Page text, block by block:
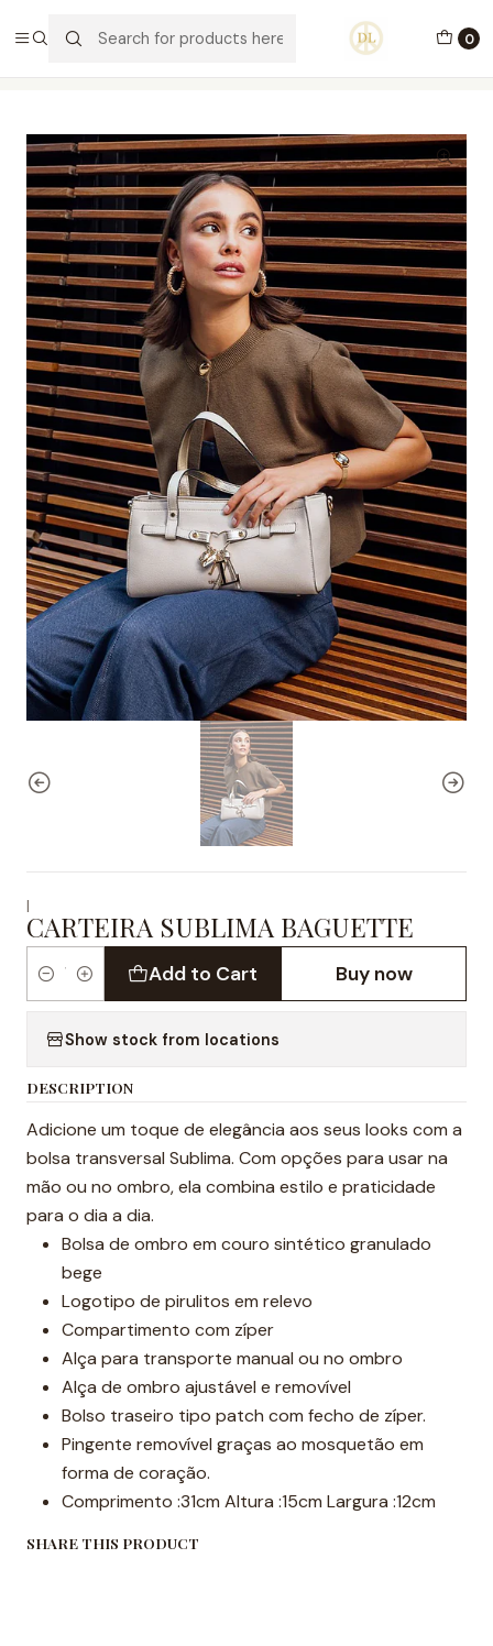
0
PORTES GRÁTIS ACIMA DE 70€ PORTUGAL CONTINENTAL
|
CARTEIRA SUBLIMA BAGUETTE
Quantity
Add to Cart Buy now
Show stock from locations
DESCRIPTION
Adicione um toque de elegância aos seus looks com a
bolsa transversal Sublima. Com opções para usar na
mão ou no ombro, ela combina estilo e praticidade
para o dia a dia.
Bolsa de ombro em couro sintético granulado
bege
Logotipo de pirulitos em relevo
Compartimento com zíper
Alça para transporte manual ou no ombro
Alça de ombro ajustável e removível
Bolso traseiro tipo patch com fecho de zíper.
Pingente removível graças ao mosquetão em
forma de coração.
Comprimento :31cm Altura :15cm Largura :12cm
SHARE THIS PRODUCT